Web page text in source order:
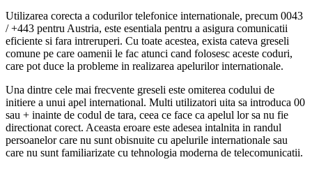
Utilizarea corecta a codurilor telefonice internationale, precum 0043
/ +443 pentru Austria, este esentiala pentru a asigura comunicatii
eficiente si fara intreruperi. Cu toate acestea, exista cateva greseli
comune pe care oamenii le fac atunci cand folosesc aceste coduri,
care pot duce la probleme in realizarea apelurilor internationale.
Una dintre cele mai frecvente greseli este omiterea codului de
initiere a unui apel international. Multi utilizatori uita sa introduca 00
sau + inainte de codul de tara, ceea ce face ca apelul lor sa nu fie
directionat corect. Aceasta eroare este adesea intalnita in randul
persoanelor care nu sunt obisnuite cu apelurile internationale sau
care nu sunt familiarizate cu tehnologia moderna de telecomunicatii.